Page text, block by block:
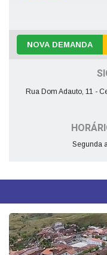
NOVA DEMANDA
Rua Dom Adauto, 11 -
Segunda